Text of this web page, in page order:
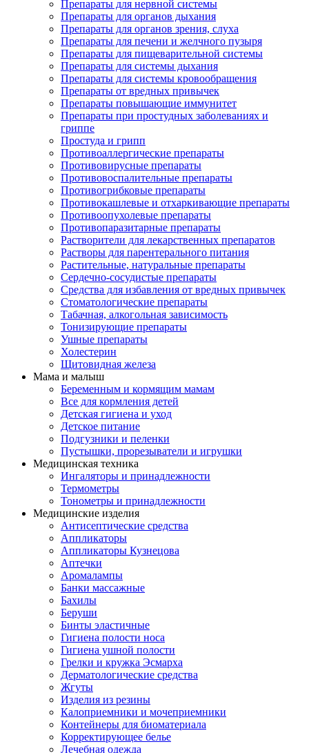
Препараты для нервной системы
Препараты для органов дыхания
Препараты для органов зрения, слуха
Препараты для печени и желчного пузыря
Препараты для пищеварительной системы
Препараты для системы дыхания
Препараты для системы кровообращения
Препараты от вредных привычек
Препараты повышающие иммунитет
Препараты при простудных заболеваниях и
гриппе
Простуда и грипп
Противоаллергические препараты
Противовирусные препараты
Противовоспалительные препараты
Противогрибковые препараты
Противокашлевые и отхаркивающие препараты
Противоопухолевые препараты
Противопаразитарные препараты
Растворители для лекарственных препаратов
Растворы для парентерального питания
Растительные, натуральные препараты
Сердечно-сосудистые препараты
Средства для избавления от вредных привычек
Стоматологические препараты
Табачная, алкогольная зависимость
Тонизирующие препараты
Ушные препараты
Холестерин
Щитовидная железа
Мама и малыш
Беременным и кормящим мамам
Все для кормления детей
Детская гигиена и уход
Детское питание
Подгузники и пеленки
Пустышки, прорезыватели и игрушки
Медицинская техника
Ингаляторы и принадлежности
Термометры
Тонометры и принадлежности
Медицинские изделия
Антисептические средства
Аппликаторы
Аппликаторы Кузнецова
Аптечки
Аромалампы
Банки массажные
Бахилы
Беруши
Бинты эластичные
Гигиена полости носа
Гигиена ушной полости
Грелки и кружка Эсмарха
Дерматологические средства
Жгуты
Изделия из резины
Калоприемники и мочеприемники
Контейнеры для биоматериала
Корректирующее белье
Лечебная одежда